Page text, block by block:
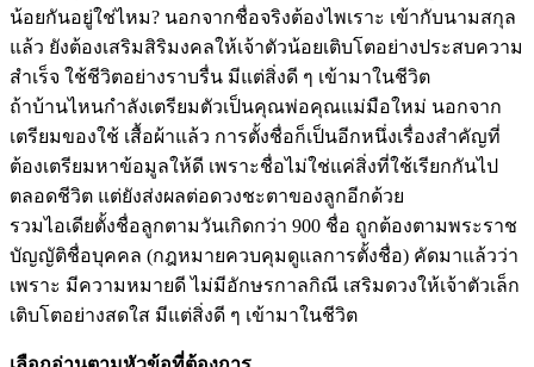
น้อยกันอยู่ใช่ไหม? นอกจากชื่อจริงต้องไพเราะ เข้ากับนามสกุล
แล้ว ยังต้องเสริมสิริมงคลให้เจ้าตัวน้อยเติบโตอย่างประสบความ
สำเร็จ ใช้ชีวิตอย่างราบรื่น มีแต่สิ่งดี ๆ เข้ามาในชีวิต
ถ้าบ้านไหนกำลังเตรียมตัวเป็นคุณพ่อคุณแม่มือใหม่ นอกจาก
เตรียมของใช้ เสื้อผ้าแล้ว การตั้งชื่อก็เป็นอีกหนึ่งเรื่องสำคัญที่
ต้องเตรียมหาข้อมูลให้ดี เพราะชื่อไม่ใช่แค่สิ่งที่ใช้เรียกกันไป
ตลอดชีวิต แต่ยังส่งผลต่อดวงชะตาของลูกอีกด้วย
รวมไอเดียตั้งชื่อลูกตามวันเกิดกว่า 900 ชื่อ ถูกต้องตามพระราช
บัญญัติชื่อบุคคล (กฎหมายควบคุมดูแลการตั้งชื่อ) คัดมาแล้วว่า
เพราะ มีความหมายดี ไม่มีอักษรกาลกิณี เสริมดวงให้เจ้าตัวเล็ก
เติบโตอย่างสดใส มีแต่สิ่งดี ๆ เข้ามาในชีวิต